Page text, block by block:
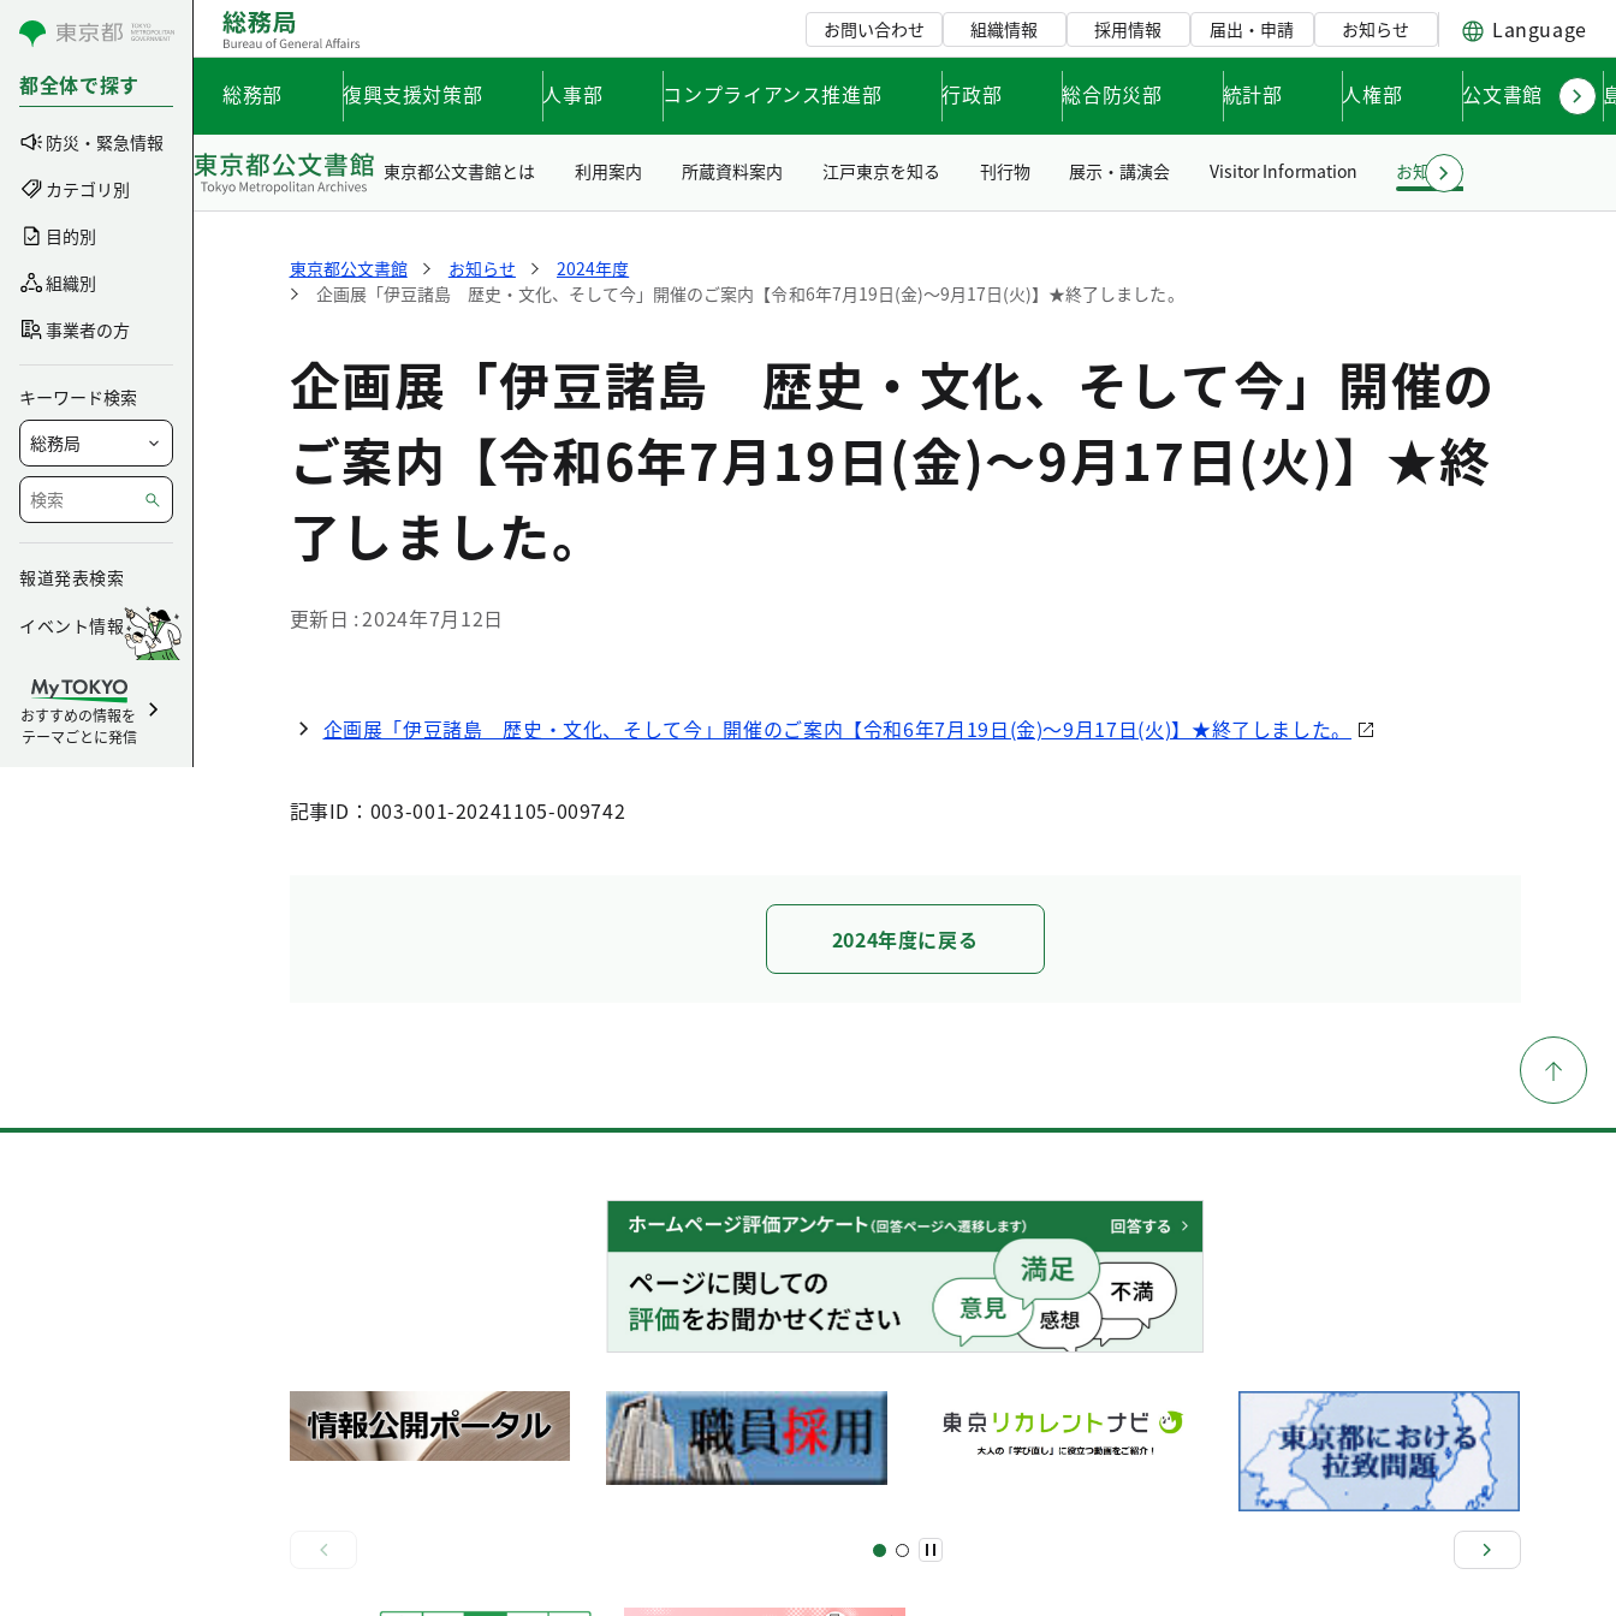
コンテンツにスキップ
都全体で探す
防災・緊急情報
カテゴリ別
目的別
組織別
事業者の方
キーワード検索
報道発表検索
イベント情報
おすすめの情報を
テーマごとに発信
お問い合わせ 組織情報 採用情報 届出・申請 お知らせ Language
総務部 復興支援対策部 人事部 コンプライアンス推進部 行政部 総合防災部 統計部 人権部 公文書館
東京都公文書館とは 利用案内 所蔵資料案内 江戸東京を知る 刊行物 展示・講演会 Visitor Information お知らせ
東京都公文書館 お知らせ
2024年度
企画展「伊豆諸島 歴史・文化、そして今」開催のご案内【令和6年7月19日(金)～9月17日(火)】★終了しました。
企画展「伊豆諸島 歴史・文化、そして今」開催の
ご案内【令和6年7月19日(金)～9月17日(火)】★終
了しました。
更新日 2024年7月12日
企画展「伊豆諸島 歴史・文化、そして今」開催のご案内【令和6年7月19日(金)～9月17日(火)】★終了しました。
記事ID：003-001-20241105-009742
2024年度に戻る